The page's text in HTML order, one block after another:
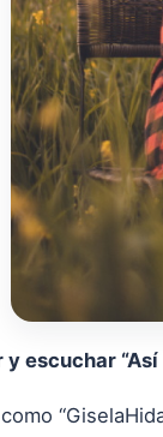
escuchar “Así